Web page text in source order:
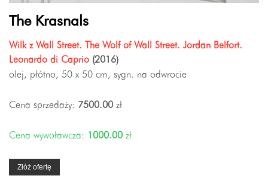
The Krasnals
Wilk z Wall Street. The Wolf of Wall Street. Jordan Belfort.
Leonardo di Caprio (2016)
olej, płótno, 50 x 50 cm, sygn. na odwrocie
Cena sprzedaży: 7500.00 zł
Cena wywoławcza: 1000.00 zł
Złóż ofertę